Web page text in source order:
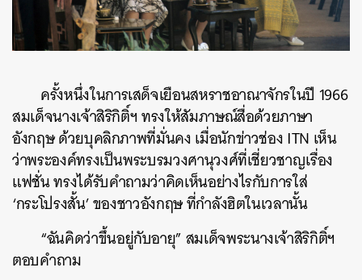
ครั้งหนึ่งในการเสด็จเยือนสหราชอาณาจักรในปี 1966
สมเด็จนางเจ้าสิริกิติ์ฯ ทรงให้สัมภาษณ์สื่อด้วยภาษา
อังกฤษ ด้วยบุคลิกภาพที่มั่นคง เมื่อนักข่าวช่อง ITN เห็น
ว่าพระองค์ทรงเป็นพระบรมวงศานุวงศ์ที่เชี่ยวชาญเรื่อง
แฟชั่น ทรงได้รับคำถามว่าคิดเห็นอย่างไรกับการใส่
‘กระโปรงสั้น’ ของชาวอังกฤษ ที่กำลังฮิตในเวลานั้น
“ฉันคิดว่าขึ้นอยู่กับอายุ” สมเด็จพระนางเจ้าสิริกิติ์ฯ
ตอบคำถาม